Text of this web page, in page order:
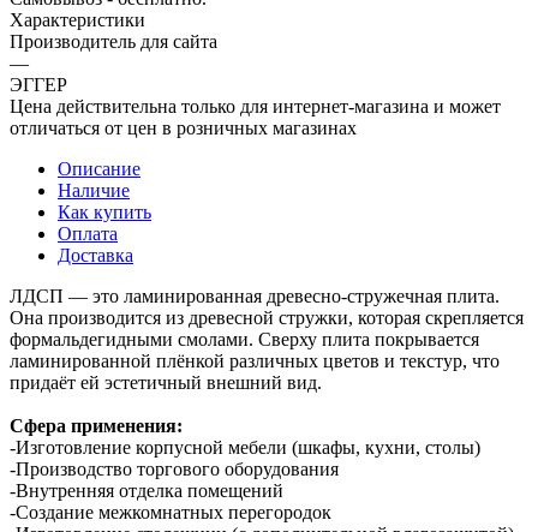
Характеристики
Производитель для сайта
—
ЭГГЕР
Цена действительна только для интернет-магазина и может
отличаться от цен в розничных магазинах
Описание
Наличие
Как купить
Оплата
Доставка
ЛДСП — это ламинированная древесно-стружечная плита.
Она производится из древесной стружки, которая скрепляется
формальдегидными смолами. Сверху плита покрывается
ламинированной плёнкой различных цветов и текстур, что
придаёт ей эстетичный внешний вид.
Сфера применения:
-Изготовление корпусной мебели (шкафы, кухни, столы)
-Производство торгового оборудования
-Внутренняя отделка помещений
-Создание межкомнатных перегородок